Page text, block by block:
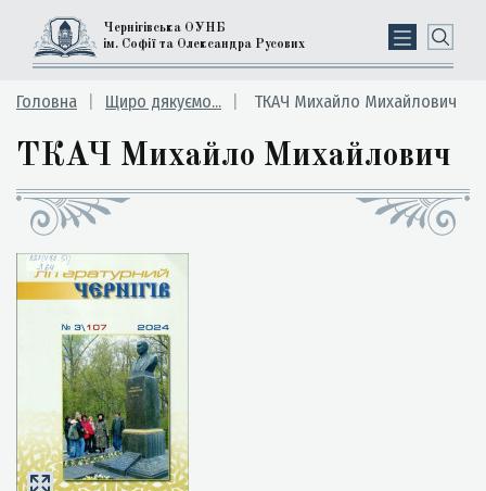
Чернігівська ОУНБ
ім. Софії та Олександра Русових
Головна Щиро дякуємо... ТКАЧ Михайло Михайлович
ТКАЧ Михайло Михайлович